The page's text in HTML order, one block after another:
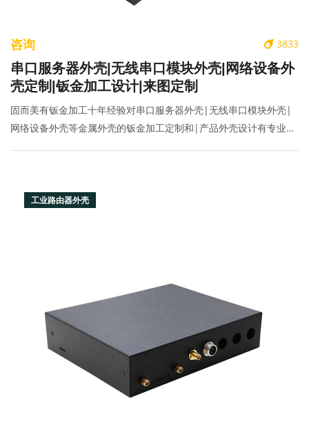
3833
咨询
串口服务器外壳|无线串口模块外壳|网络设备外
壳定制|钣金加工设计|来图定制
固而美有钣金加工十年经验对串口服务器外壳|无线串口模块外壳|
网络设备外壳等金属外壳的钣金加工定制和|产品外壳设计有专业的
工业路由器外壳